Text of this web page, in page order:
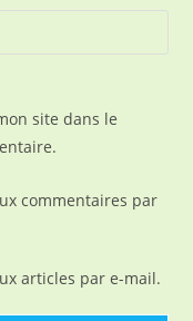
site dans le
commentaires par
articles par e-mail.